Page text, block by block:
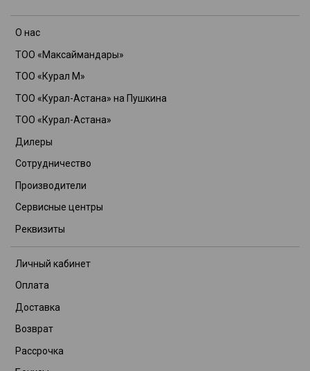
О нас
ТОО «Максаймандары»
ТОО «Курал М»
ТОО «Курал-Астана» на Пушкина
ТОО «Курал-Астана»
Дилеры
Сотрудничество
Производители
Сервисные центры
Реквизиты
Личный кабинет
Оплата
Доставка
Возврат
Рассрочка